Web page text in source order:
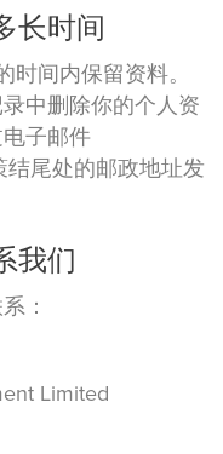
长时间
间内保留资料。
中删除你的个人资
子邮件
结尾处的邮政地址发
我们
：
Limited